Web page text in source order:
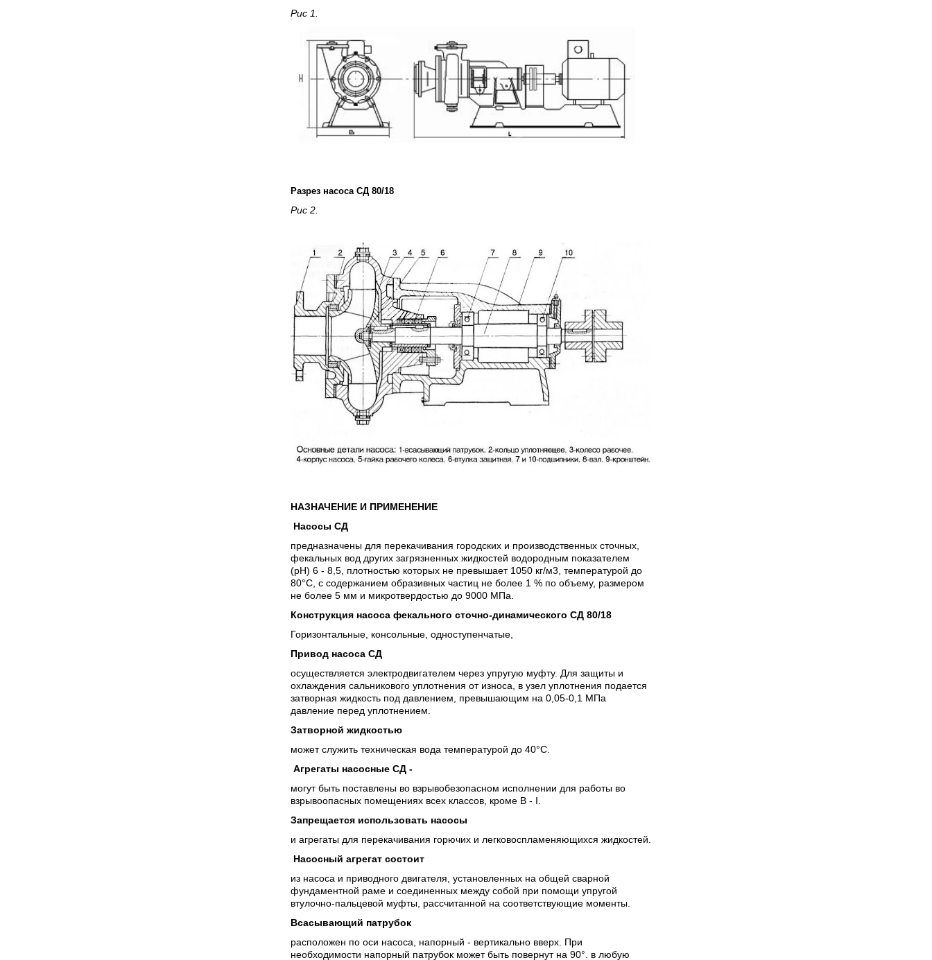
Рис 1.
Разрез насоса СД 80/18
Рис 2.
НАЗНАЧЕНИЕ И ПРИМЕНЕНИЕ
Насосы СД
предназначены для перекачивания городских и производственных сточных,
фекальных вод других загрязненных жидкостей водородным показателем
(рН) 6 - 8,5, плотностью которых не превышает 1050 кг/м3, температурой до
80°С, с содержанием образивных частиц не более 1 % по объему, размером
не более 5 мм и микротвердостью до 9000 МПа.
Конструкция насоса фекального сточно-динамического СД 80/18
Горизонтальные, консольные, одноступенчатые,
Привод насоса СД
осуществляется электродвигателем через упругую муфту. Для защиты и
охлаждения сальникового уплотнения от износа, в узел уплотнения подается
затворная жидкость под давлением, превышающим на 0,05-0,1 МПа
давление перед уплотнением.
Затворной жидкостью
может служить техническая вода температурой до 40°С.
Агрегаты насосные СД -
могут быть поставлены во взрывобезопасном исполнении для работы во
взрывоопасных помещениях всех классов, кроме В - I.
Запрещается использовать насосы
и агрегаты для перекачивания горючих и легковоспламеняющихся жидкостей.
Насосный агрегат состоит
из насоса и приводного двигателя, установленных на общей сварной
фундаментной раме и соединенных между собой при помощи упругой
втулочно-пальцевой муфты, рассчитанной на соответствующие моменты.
Всасывающий патрубок
расположен по оси насоса, напорный - вертикально вверх. При
необходимости напорный патрубок может быть повернут на 90°. в любую